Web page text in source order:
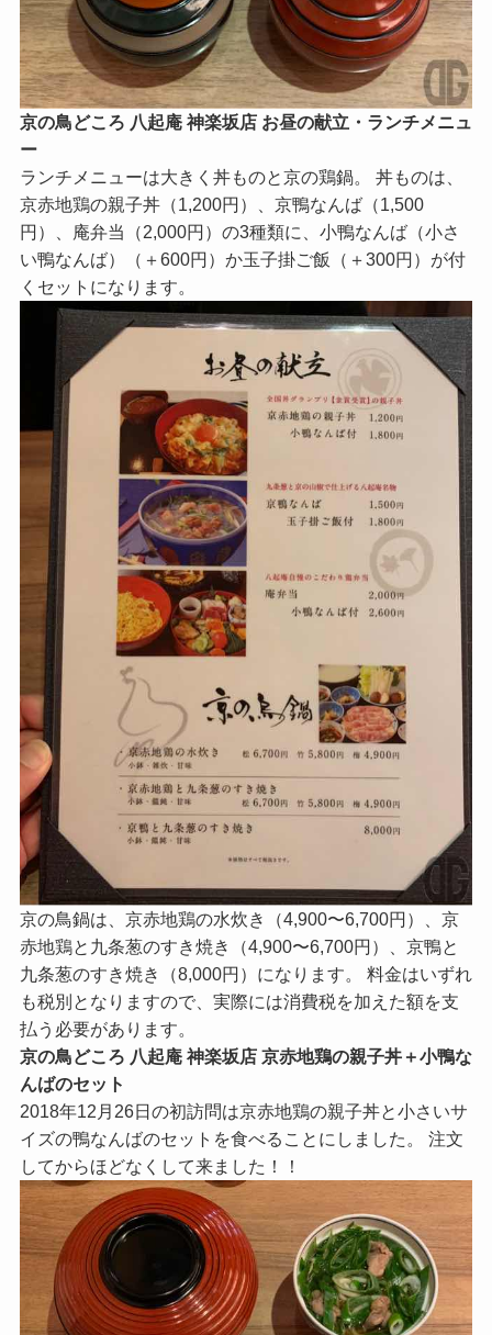
京の鳥どころ 八起庵 神楽坂店 お昼の献立・ランチメニュ
ー
ランチメニューは大きく丼ものと京の鶏鍋。 丼ものは、
京赤地鶏の親子丼（1,200円）、京鴨なんば（1,500
円）、庵弁当（2,000円）の3種類に、小鴨なんば（小さ
い鴨なんば）（＋600円）か玉子掛ご飯（＋300円）が付
くセットになります。
京の鳥鍋は、京赤地鶏の水炊き（4,900〜6,700円）、京
赤地鶏と九条葱のすき焼き（4,900〜6,700円）、京鴨と
九条葱のすき焼き（8,000円）になります。 料金はいずれ
も税別となりますので、実際には消費税を加えた額を支
払う必要があります。
京の鳥どころ 八起庵 神楽坂店 京赤地鶏の親子丼＋小鴨な
んばのセット
2018年12月26日の初訪問は京赤地鶏の親子丼と小さいサ
イズの鴨なんばのセットを食べることにしました。 注文
してからほどなくして来ました！！